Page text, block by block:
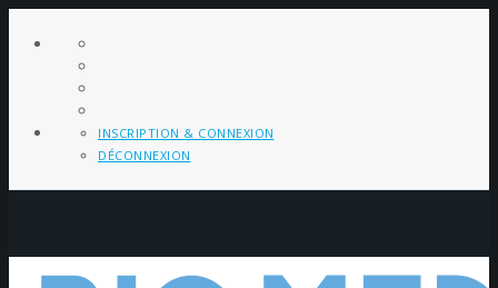
INSCRIPTION & CONNEXION
DÉCONNEXION